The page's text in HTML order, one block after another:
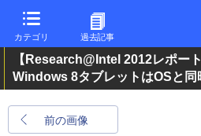
カテゴリ 過去記事
【Research@Intel 2012レポー
Windows 8タブレットはOSと同
前の画像